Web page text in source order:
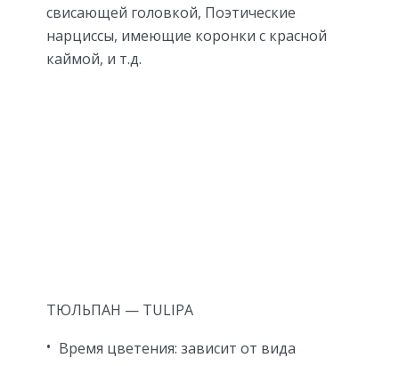
свисающей головкой, Поэтические
нарциссы, имеющие коронки с красной
каймой, и т.д.
ТЮЛЬПАН — TULIPA
Время цветения: зависит от вида